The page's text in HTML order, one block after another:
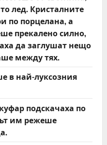
лед. Кристалните
по порцелана, а
прекалено силно,
да заглушат нещо
между тях.
в най-луксозния
подскачаха по
им режеше